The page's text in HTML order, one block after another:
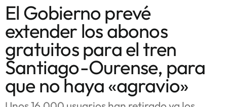
Tendencias
Memoria Histórica
Gastronomía
Escenarios
El Gobierno prevé
extender los abonos
gratuitos para el tren
Santiago-Ourense, para
que no haya «agravio»